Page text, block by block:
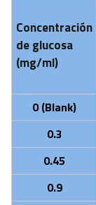
Concentración
de glucosa
(mg/ml)
0 (Blank)
0.3
0.45
0.9